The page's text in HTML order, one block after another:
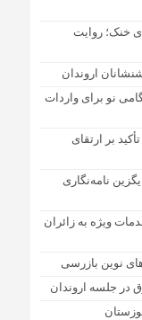
خنک؛ روایت
اروندان
گامی نو برای واردات
بر ارتقای
نامه‌نگاری
ویژه به زائران
در جلسه اروندان